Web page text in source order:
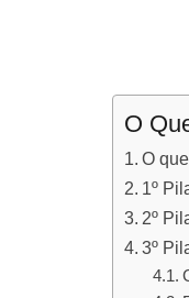
O
O
1º
2º
3º